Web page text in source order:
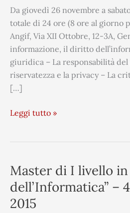
Da giovedì 26 novembre a
totale di 24 ore (8 ore al giorno
Angif, Via XII Ottobre, 12-3A,
informazione, il diritto
giuridica – La responsabilità
riservatezza e la privacy – La
[…]
informatica
e
delle
nuove
tecnologie,
5
ediz.
Leggi tutto »
Master di I livello
dell’Informatica” –
2015
Master
di
I
livello